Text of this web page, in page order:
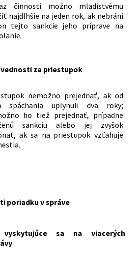
1990 Zb. o priestupkoch v znení
predpisov
ktorým sa mení a dopĺňa zákon
menia a dopĺňajú niektoré zákony
o niektorých opatreniach na
republike
ktorým sa mení a dopĺňa zákon
národnej rady č. 372/1990
o priestupkoch v znení neskorších
zákonov v znení neskorších
Zákon o niektorých opatreniach na
odolnosti Slovenskej
činnosti možno mladistvému
najdlhšie na jeden rok, ak nebráni
tejto sankcie jeho príprave na
za priestupok
nemožno prejednať, ak od
spáchania uplynuli dva roky;
ho tiež prejednať, prípadne
sankciu alebo jej zvyšok
ak sa na priestupok vzťahuje
poriadku v správe
vyskytujúce sa na viacerých